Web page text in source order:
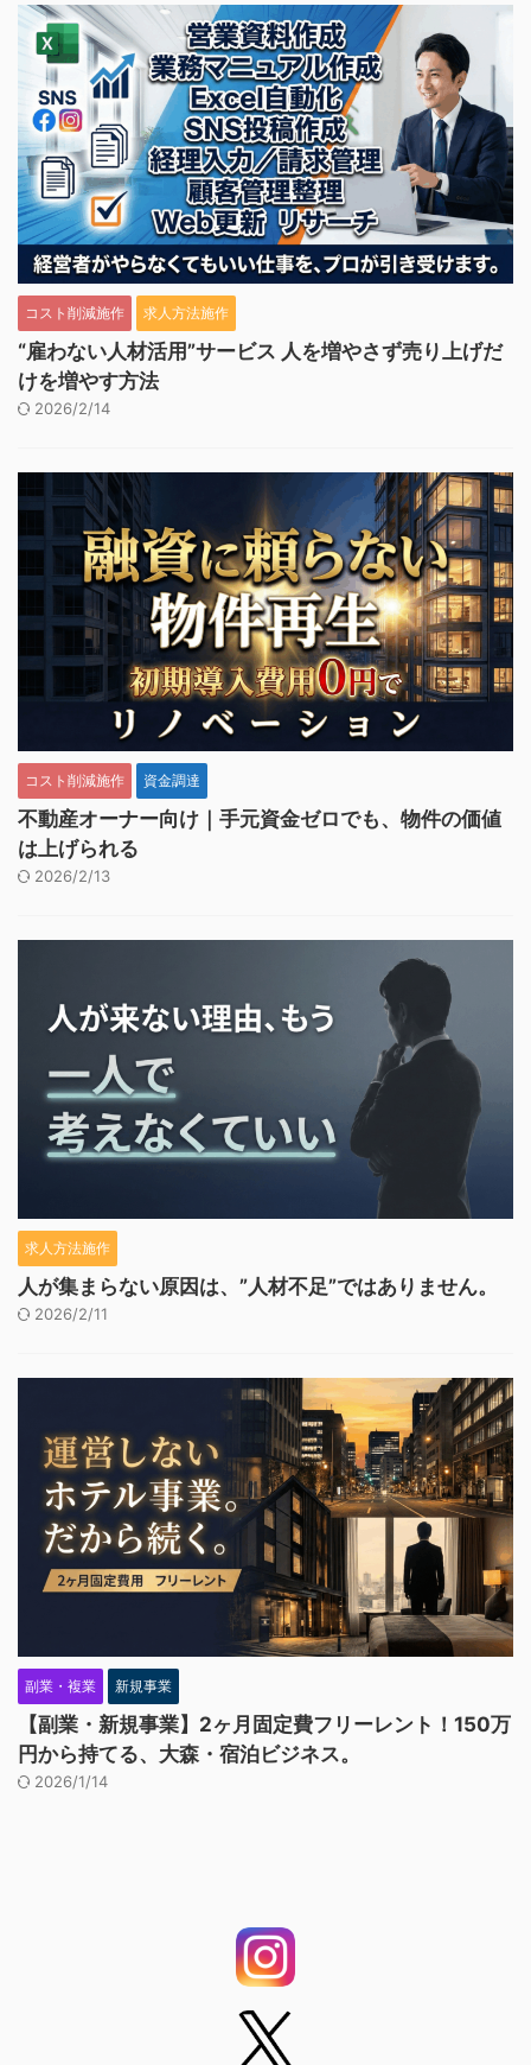
コスト削減施作 求人方法施作
“雇わない人材活用”サービス 人を増やさず売り上げだ
けを増やす方法
2026/2/14
コスト削減施作 資金調達
不動産オーナー向け｜手元資金ゼロでも、物件の価値
は上げられる
2026/2/13
求人方法施作
人が集まらない原因は、”人材不足”ではありません。
2026/2/11
副業・複業 新規事業
【副業・新規事業】2ヶ月固定費フリーレント！150万
円から持てる、大森・宿泊ビジネス。
2026/1/14